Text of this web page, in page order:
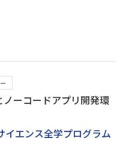
ーコードアプリ開発環
イエンス全学プログラム